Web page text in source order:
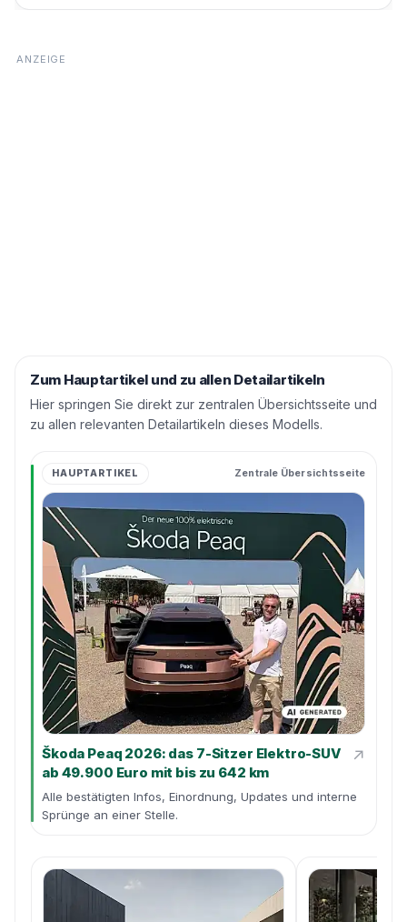
Zum Hauptartikel und zu allen Detailartikeln
Hier springen Sie direkt zur zentralen Übersichtsseite und
zu allen relevanten Detailartikeln dieses Modells.
HAUPTARTIKEL Zentrale Übersichtsseite
Škoda Peaq 2026: das 7-Sitzer Elektro-SUV
ab 49.900 Euro mit bis zu 642 km
↗
Alle bestätigten Infos, Einordnung, Updates und interne
Sprünge an einer Stelle.